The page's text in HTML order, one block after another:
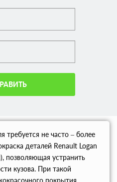
требуется не часто – более
деталей Renault Logan
позволяющая устранить
кузова. При такой
покрытия